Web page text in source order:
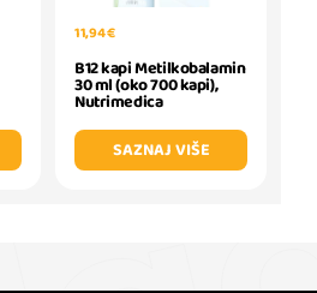
11,94 €
B12 kapi Metilkobalamin
30 ml (oko 700 kapi),
Nutrimedica
SAZNAJ VIŠE